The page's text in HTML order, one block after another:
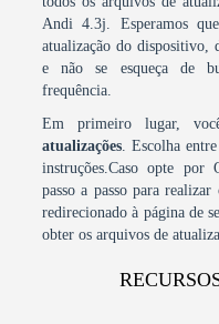
Andi 4.3j. Esperamos
atualização do dispositivo,
e não se esqueça de
frequência.
Em primeiro lugar,
atualizações. Escolha
instruções.Caso opte por
passo a passo para
redirecionado à página de
obter os arquivos de